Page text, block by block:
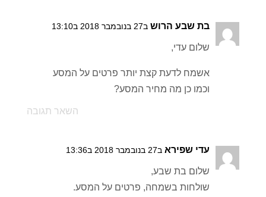
בת שבע הרוש ב27 בנובמבר 2018 ב13:10
שלום עדי,
אשמח לדעת קצת יותר פרטים על המסע
וכמו כן מה מחיר המסע?
השאר תגובה
עדי שפירא ב27 בנובמבר 2018 ב13:36
שלום בת שבע,
שולחות בשמחה, פרטים על המסע.